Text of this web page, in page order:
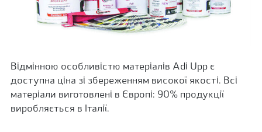
Відмінною особливістю матеріалів Adi Upp є
доступна ціна зі збереженням високої якості. Всі
матеріали виготовлені в Європі: 90% продукції
виробляється в Італії.